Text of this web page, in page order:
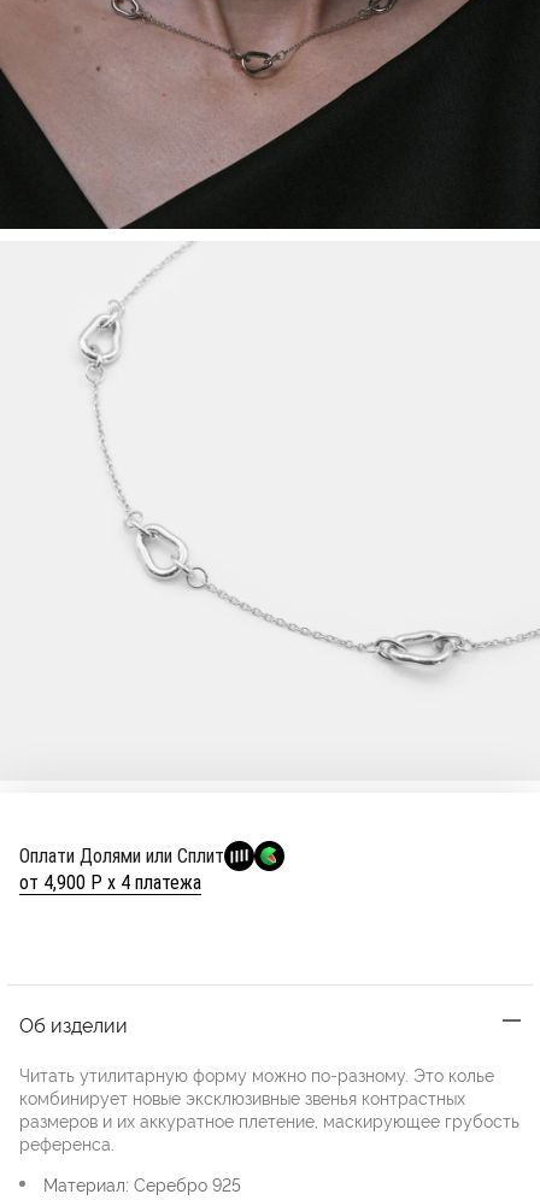
Оплати Долями или Сплит
от 4,900 Р х 4 платежа
Об изделии
Читать утилитарную форму можно по-разному. Это колье
комбинирует новые эксклюзивные звенья контрастных
размеров и их аккуратное плетение, маскирующее грубость
референса.
Материал: Серебро 925